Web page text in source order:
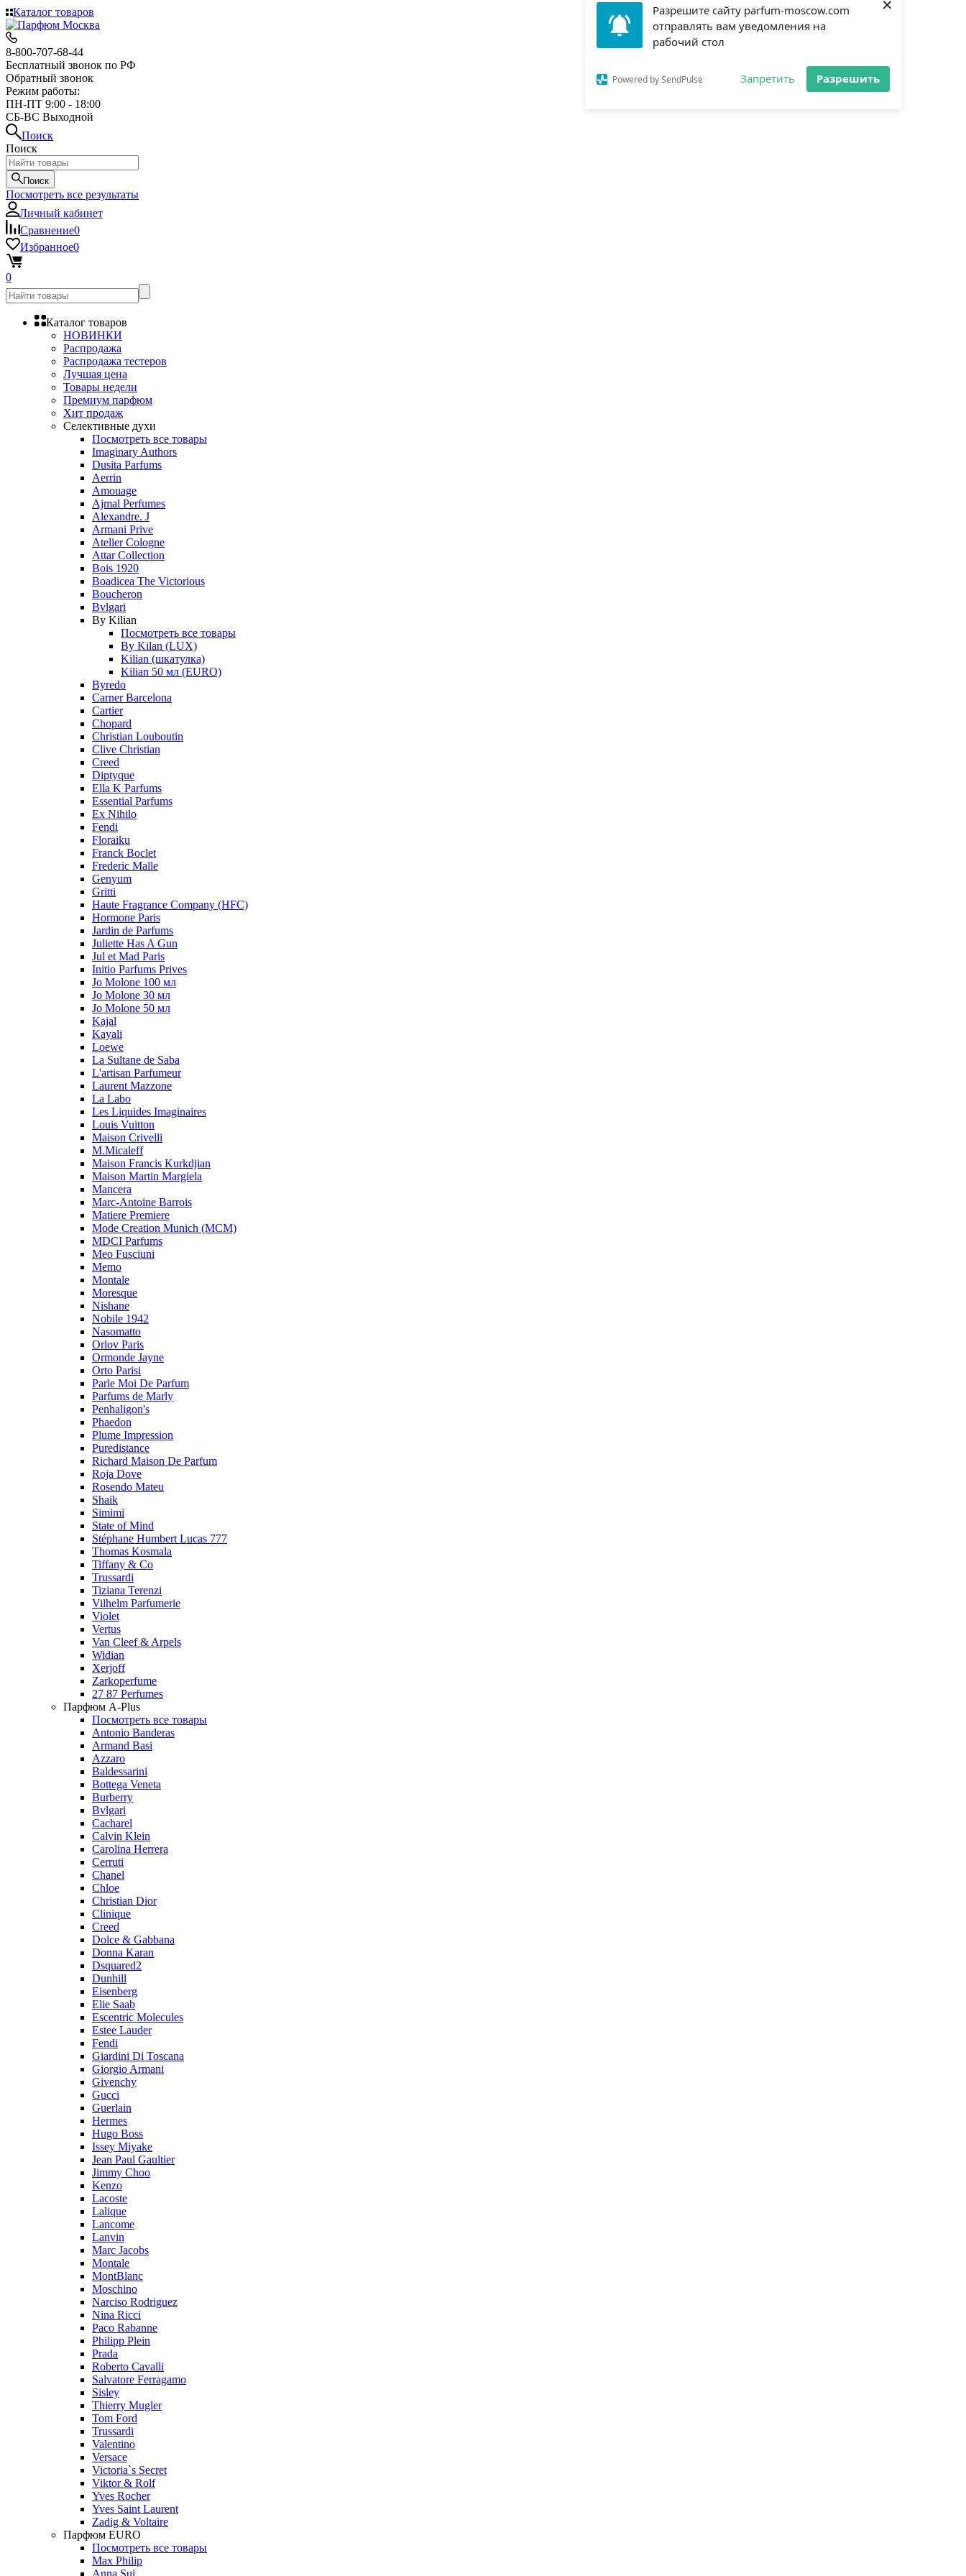
Разрешите сайту parfum-moscow.com
отправлять вам уведомления на
рабочий стол
Запретить Разрешить
×
Каталог товаров
8-800-707-68-44
Бесплатный звонок по РФ
Обратный звонок
Режим работы:
ПН-ПТ 9:00 - 18:00
СБ-ВС Выходной
Поиск
Поиск
Поиск
Посмотреть все результаты
Личный кабинет
Сравнение0
Избранное0
0
Каталог товаров
НОВИНКИ
Распродажа
Распродажа тестеров
Лучшая цена
Товары недели
Премиум парфюм
Хит продаж
Селективные духи
Посмотреть все товары
Imaginary Authors
Dusita Parfums
Aerrin
Amouage
Ajmal Perfumes
Alexandre. J
Armani Prive
Atelier Cologne
Attar Collection
Bois 1920
Boadicea The Victorious
Boucheron
Bvlgari
By Kilian
Посмотреть все товары
By Kilan (LUX)
Kilian (шкатулка)
Kilian 50 мл (EURO)
Byredo
Carner Barcelona
Cartier
Chopard
Christian Louboutin
Clive Christian
Creed
Diptyque
Ella K Parfums
Essential Parfums
Ex Nihilo
Fendi
Floraiku
Franck Boclet
Frederic Malle
Genyum
Gritti
Haute Fragrance Company (HFC)
Hormone Paris
Jardin de Parfums
Juliette Has A Gun
Jul et Mad Paris
Initio Parfums Prives
Jo Molone 100 мл
Jo Molone 30 мл
Jo Molone 50 мл
Kajal
Kayali
Loewe
La Sultane de Saba
L'artisan Parfumeur
Laurent Mazzone
La Labo
Les Liquides Imaginaires
Louis Vuitton
Maison Crivelli
M.Micaleff
Maison Francis Kurkdjian
Maison Martin Margiela
Mancera
Marc-Antoine Barrois
Matiere Premiere
Mode Creation Munich (MCM)
MDCI Parfums
Meo Fusciuni
Memo
Montale
Moresque
Nishane
Nobile 1942
Nasomatto
Orlov Paris
Ormonde Jayne
Orto Parisi
Parle Moi De Parfum
Parfums de Marly
Penhaligon's
Phaedon
Plume Impression
Puredistance
Richard Maison De Parfum
Roja Dove
Rosendo Mateu
Shaik
Simimi
State of Mind
Stéphane Humbert Lucas 777
Thomas Kosmala
Tiffany & Co
Trussardi
Tiziana Terenzi
Vilhelm Parfumerie
Violet
Vertus
Van Cleef & Arpels
Widian
Xerjoff
Zarkoperfume
27 87 Perfumes
Парфюм A-Plus
Посмотреть все товары
Antonio Banderas
Armand Basi
Azzaro
Baldessarini
Bottega Veneta
Burberry
Bvlgari
Cacharel
Calvin Klein
Carolina Herrera
Cerruti
Chanel
Chloe
Christian Dior
Clinique
Creed
Dolce & Gabbana
Donna Karan
Dsquared2
Dunhill
Eisenberg
Elie Saab
Escentric Molecules
Estee Lauder
Fendi
Giardini Di Toscana
Giorgio Armani
Givenchy
Gucci
Guerlain
Hermes
Hugo Boss
Issey Miyake
Jean Paul Gaultier
Jimmy Choo
Kenzo
Lacoste
Lalique
Lancome
Lanvin
Marc Jacobs
Montale
MontBlanc
Moschino
Narciso Rodriguez
Nina Ricci
Paco Rabanne
Philipp Plein
Prada
Roberto Cavalli
Salvatore Ferragamo
Sisley
Thierry Mugler
Tom Ford
Trussardi
Valentino
Versace
Victoria`s Secret
Viktor & Rolf
Yves Rocher
Yves Saint Laurent
Zadig & Voltaire
Парфюм EURO
Посмотреть все товары
Max Philip
Anna Sui